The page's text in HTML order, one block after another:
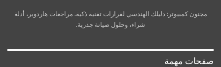
مجنون كمبيوتر: دليلك الهندسي لقرارات تقنية ذكية. مراجعات هاردوير، أدلة
شراء، وحلول صيانة جذرية.
صفحات مهمة